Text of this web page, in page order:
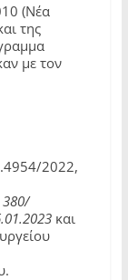
(Νέα
της
με τον
2022,
και